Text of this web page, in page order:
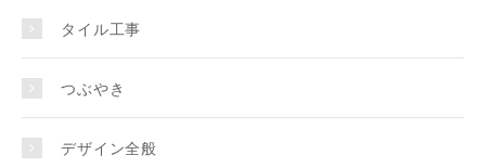
タイル工事
つぶやき
デザイン全般